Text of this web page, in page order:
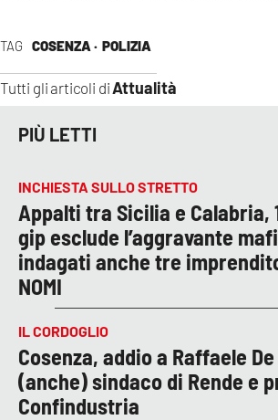
TAG COSENZA · POLIZIA
Tutti gli articoli diAttualità
PIÙ LETTI
INCHIESTA SULLO STRETTO
Appalti tra Sicilia e Calabria,
gip esclude l’aggravante
indagati anche tre
NOMI
IL CORDOGLIO
Cosenza, addio a Raffaele
(anche) sindaco di Rende e
Confindustria